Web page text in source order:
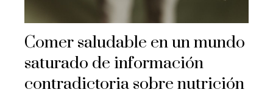
Comer saludable en un mundo
saturado de información
contradictoria sobre nutrición